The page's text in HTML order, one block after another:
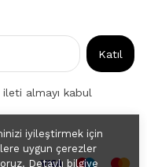
iyileştirmek için
uygun çerezler
Detaylı bilgiye
Katıl
almayı kabul